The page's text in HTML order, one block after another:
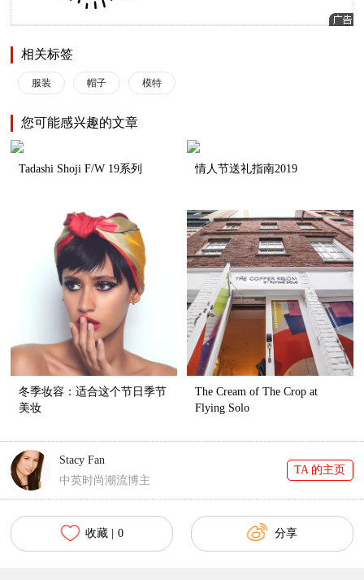
相关标签
服装 帽子 模特
您可能感兴趣的文章
Tadashi Shoji F/W 19系列 情人节送礼指南2019
冬季妆容：适合这个节日季节
美妆
The Cream of The Crop at
Flying Solo
Stacy Fan
中英时尚潮流博主
TA 的主页
收藏 | 0 分享